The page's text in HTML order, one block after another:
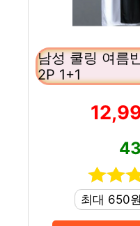
남성 쿨링 여름
2P 1+1
최대 650